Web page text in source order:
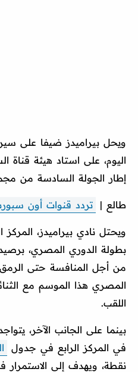
ويحل بيراميدز ضيفا على
اليوم، على استاد هيئة قناة
إطار الجولة السادسة من
طالع | تردد قنوات أون
ويحتل نادي بيراميدز،
من أجل المنافسة حتى الرمق
المصري هذا الموسم مع
اللقب.
بينما على الجانب الآخر،
في المركز الرابع في جدول
نقطة، ويهدف إلى الاستمرار